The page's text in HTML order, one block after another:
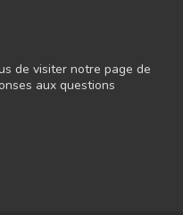
de visiter notre page de
aux questions